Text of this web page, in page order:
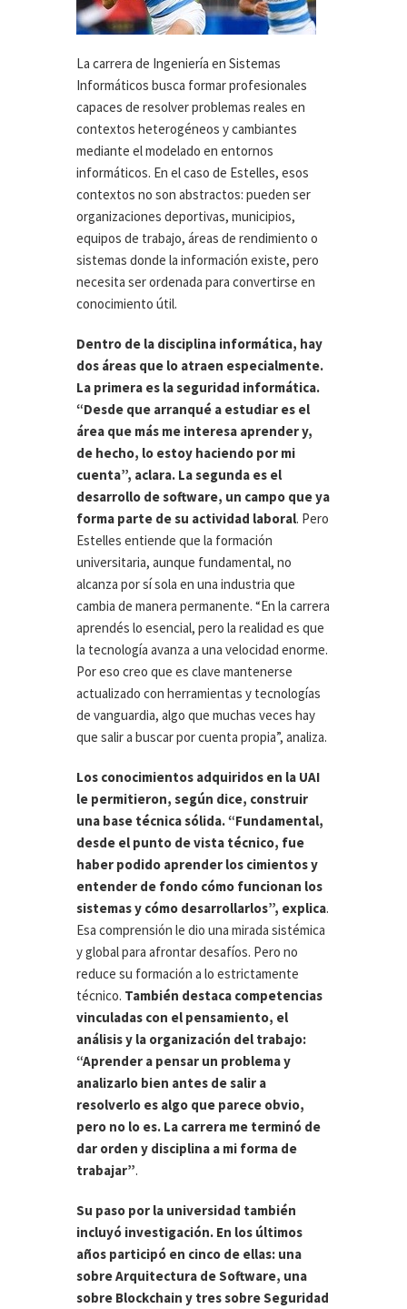
La carrera de Ingeniería en Sistemas
Informáticos busca formar profesionales
capaces de resolver problemas reales en
contextos heterogéneos y cambiantes
mediante el modelado en entornos
informáticos. En el caso de Estelles, esos
contextos no son abstractos: pueden ser
organizaciones deportivas, municipios,
equipos de trabajo, áreas de rendimiento o
sistemas donde la información existe, pero
necesita ser ordenada para convertirse en
conocimiento útil.
Dentro de la disciplina informática, hay
dos áreas que lo atraen especialmente.
La primera es la seguridad informática.
“Desde que arranqué a estudiar es el
área que más me interesa aprender y,
de hecho, lo estoy haciendo por mi
cuenta”, aclara. La segunda es el
desarrollo de software, un campo que ya
forma parte de su actividad laboral. Pero
Estelles entiende que la formación
universitaria, aunque fundamental, no
alcanza por sí sola en una industria que
cambia de manera permanente. “En la carrera
aprendés lo esencial, pero la realidad es que
la tecnología avanza a una velocidad enorme.
Por eso creo que es clave mantenerse
actualizado con herramientas y tecnologías
de vanguardia, algo que muchas veces hay
que salir a buscar por cuenta propia”, analiza.
Los conocimientos adquiridos en la UAI
le permitieron, según dice, construir
una base técnica sólida. “Fundamental,
desde el punto de vista técnico, fue
haber podido aprender los cimientos y
entender de fondo cómo funcionan los
sistemas y cómo desarrollarlos”, explica.
Esa comprensión le dio una mirada sistémica
y global para afrontar desafíos. Pero no
reduce su formación a lo estrictamente
técnico. También destaca competencias
vinculadas con el pensamiento, el
análisis y la organización del trabajo:
“Aprender a pensar un problema y
analizarlo bien antes de salir a
resolverlo es algo que parece obvio,
pero no lo es. La carrera me terminó de
dar orden y disciplina a mi forma de
trabajar”.
Su paso por la universidad también
incluyó investigación. En los últimos
años participó en cinco de ellas: una
sobre Arquitectura de Software, una
sobre Blockchain y tres sobre Seguridad